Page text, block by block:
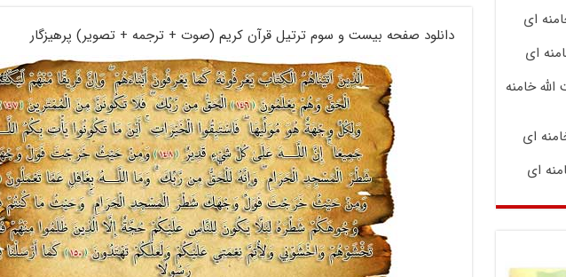
دانلود صفحه بیست و سوم ترتیل قرآن کریم (صوت + ترجمه + تصویر) پرهیزگار
ای
ای
خامنه
ای
ای